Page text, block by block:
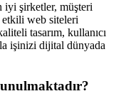
iyi şirketler, müşteri
web siteleri
tasarım, kullanıcı
işinizi dijital dünyada